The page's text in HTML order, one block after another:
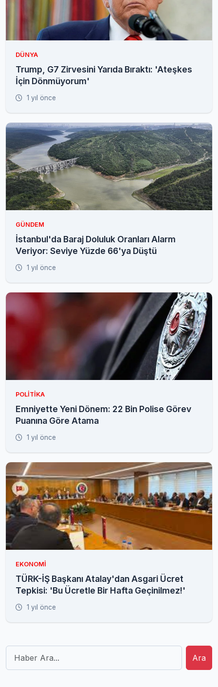
DÜNYA
Trump, G7 Zirvesini Yarıda Bıraktı: 'Ateşkes
İçin Dönmüyorum'
1 yıl önce
GÜNDEM
İstanbul'da Baraj Doluluk Oranları Alarm
Veriyor: Seviye Yüzde 66'ya Düştü
1 yıl önce
POLITIKA
Emniyette Yeni Dönem: 22 Bin Polise Görev
Puanına Göre Atama
1 yıl önce
EKONOMI
TÜRK-İŞ Başkanı Atalay'dan Asgari Ücret
Tepkisi: 'Bu Ücretle Bir Hafta Geçinilmez!'
1 yıl önce
Ara